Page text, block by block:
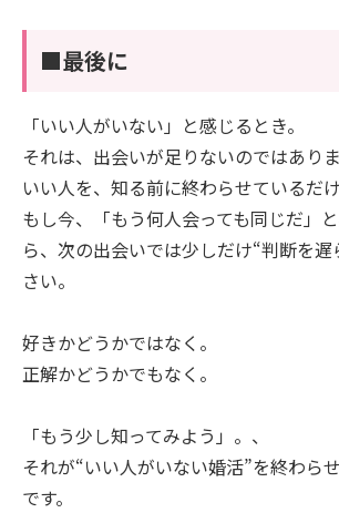
■最後に
「いい人がいない」と感じるとき。
それは、出会いが足りないのではありま
いい人を、知る前に終わらせているだけ
もし今、「もう何人会っても同じだ」
ら、次の出会いでは少しだけ“判断を
さい。
好きかどうかではなく。
正解かどうかでもなく。
「もう少し知ってみよう」。、
それが“いい人がいない婚活”を終わら
です。